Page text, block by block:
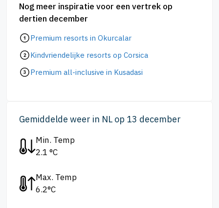
Nog meer inspiratie voor een vertrek op
dertien december
Premium resorts in Okurcalar
Kindvriendelijke resorts op Corsica
Premium all-inclusive in Kusadasi
Gemiddelde weer in NL op 13 december
Min. Temp
2.1 °C
Max. Temp
6.2°C